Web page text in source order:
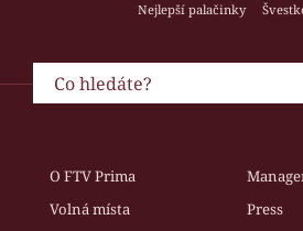
Nejlepší palačinky
O FTV Prima
Volná místa
Press